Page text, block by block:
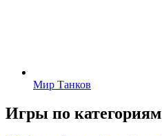
Мир Танков
Игры по категориям